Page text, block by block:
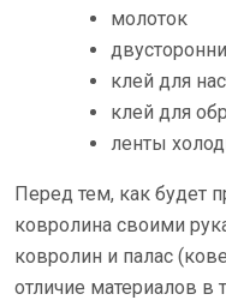
молоток
клей для
клей для
ленты
Перед тем, как будет
ковролина своими
ковролин и палас
отличие материалов в